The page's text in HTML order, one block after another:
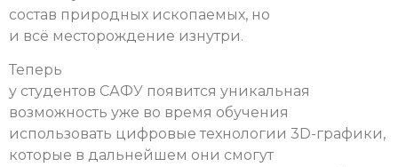
состав природных ископаемых, но
и всё месторождение изнутри.
Теперь
у студентов САФУ появится уникальная
возможность уже во время обучения
использовать цифровые технологии 3D-графики,
которые в дальнейшем они смогут